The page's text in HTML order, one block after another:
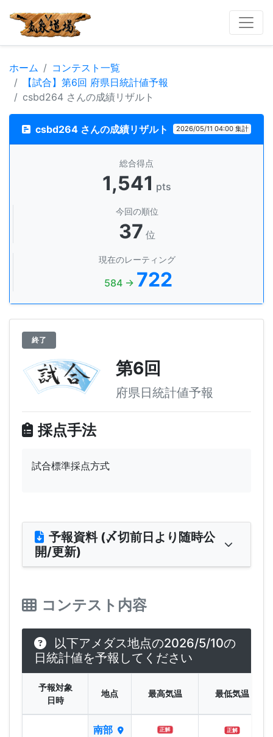
ホーム
コンテスト一覧
【試合】第6回 府県日統計値予報
csbd264 さんの成績リザルト
csbd264 さんの成績リザルト 2026/05/11 04:00 集計
総合得点
1,541 pts
今回の順位
37 位
現在のレーティング
584 → 722
終了
第6回
府県日統計値予報
採点手法
試合標準採点方式
予報資料 (〆切前日より随時公
開/更新)
コンテスト内容
以下アメダス地点の2026/5/10の
日統計値を予報してください
予報対象
日時
地点 最高気温 最低気温
南部 正解 正解